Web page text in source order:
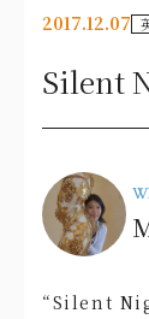
2017.12.07
Silent
“Silent